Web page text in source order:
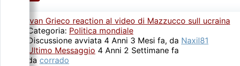
Ivan Grieco reaction al video di Mazzucco sull ucraina
Categoria: Politica mondiale
Discussione avviata 4 Anni 3 Mesi fa, da Naxil81
Ultimo Messaggio 4 Anni 2 Settimane fa
da corrado